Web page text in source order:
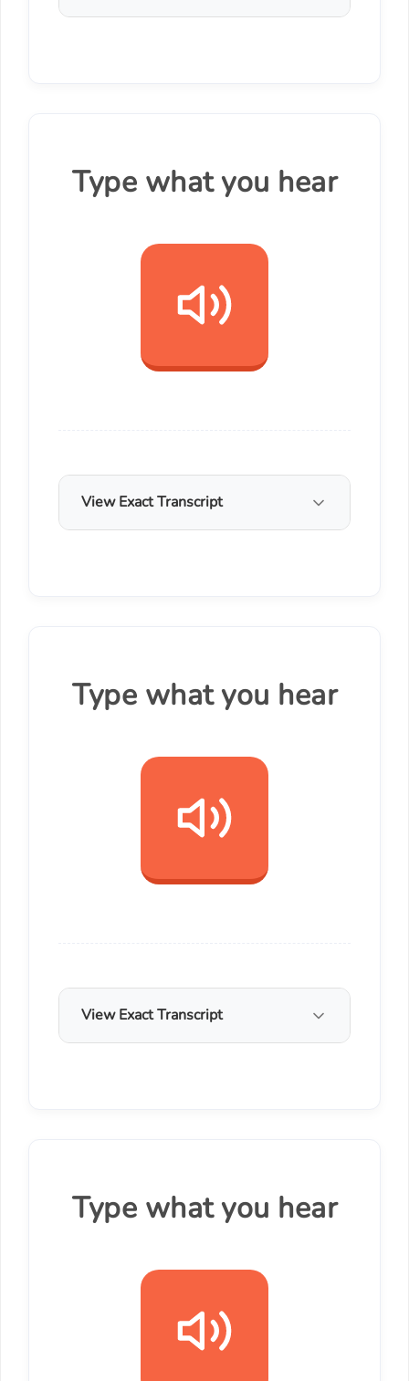
Type what you hear
View Exact Transcript
Type what you hear
View Exact Transcript
Type what you hear